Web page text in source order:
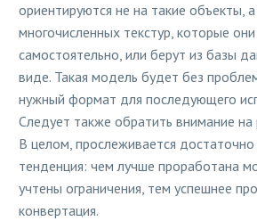
ориентируются не на такие объекты,
многочисленных текстур, которые
самостоятельно, или берут из базы
виде. Такая модель будет без
нужный формат для последующего
Следует также обратить внимание на
В целом, прослеживается достаточно
тенденция: чем лучше проработана
учтены ограничения, тем успешнее
конвертация.